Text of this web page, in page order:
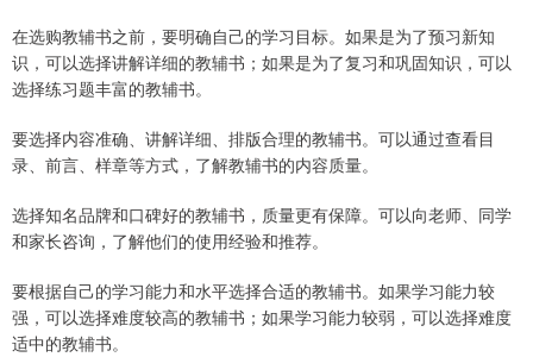
在选购教辅书之前，要明确自己的学习目标。如果是为了预习新知
识，可以选择讲解详细的教辅书；如果是为了复习和巩固知识，可以
选择练习题丰富的教辅书。
要选择内容准确、讲解详细、排版合理的教辅书。可以通过查看目
录、前言、样章等方式，了解教辅书的内容质量。
选择知名品牌和口碑好的教辅书，质量更有保障。可以向老师、同学
和家长咨询，了解他们的使用经验和推荐。
要根据自己的学习能力和水平选择合适的教辅书。如果学习能力较
强，可以选择难度较高的教辅书；如果学习能力较弱，可以选择难度
适中的教辅书。